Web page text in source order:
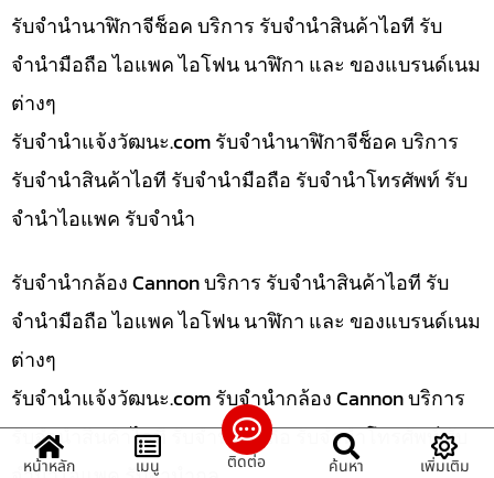
รับจำนำนาฬิกาจีช็อค บริการ รับจำนำสินค้าไอที รับ
จำนำมือถือ ไอแพค ไอโฟน นาฬิกา และ ของแบรนด์เนม
ต่างๆ
รับจํานําแจ้งวัฒนะ.com รับจำนำนาฬิกาจีช็อค บริการ
รับจำนำสินค้าไอที รับจำนำมือถือ รับจำนำโทรศัพท์ รับ
จำนำไอแพค รับจำนำ
รับจำนำกล้อง Cannon บริการ รับจำนำสินค้าไอที รับ
จำนำมือถือ ไอแพค ไอโฟน นาฬิกา และ ของแบรนด์เนม
ต่างๆ
รับจํานําแจ้งวัฒนะ.com รับจำนำกล้อง Cannon บริการ
รับจำนำสินค้าไอที รับจำนำมือถือ รับจำนำโทรศัพท์ รับ
หน้าหลัก เมนู ติดต่อ ค้นหา เพิ่มเติม